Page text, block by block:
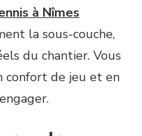
à Nîmes
la sous-couche,
du chantier. Vous
confort de jeu et en